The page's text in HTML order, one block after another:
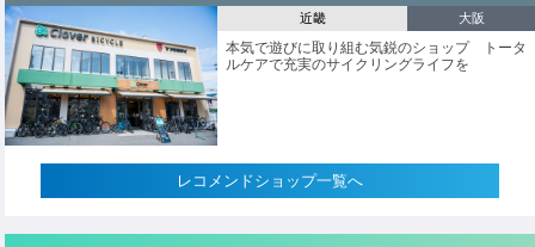
近畿 大阪
本気で遊びに取り組む気鋭のショップ トータ
ルケアで充実のサイクリングライフを
レコメンドショップ一覧へ